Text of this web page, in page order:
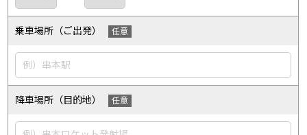
乗車場所（ご出発）
降車場所（目的地）